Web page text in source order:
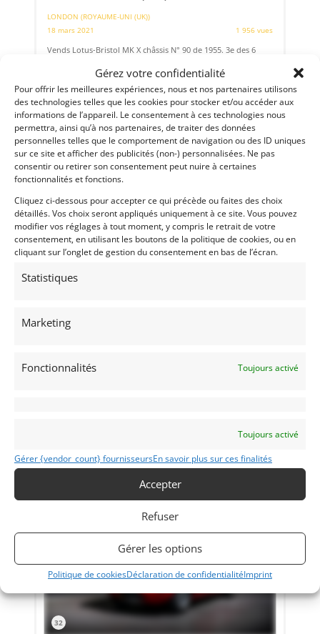
Gérez votre confidentialité
Pour offrir les meilleures expériences, nous et nos partenaires utilisons
des technologies telles que les cookies pour stocker et/ou accéder aux
informations de l’appareil. Le consentement à ces technologies nous
permettra, ainsi qu’à nos partenaires, de traiter des données
personnelles telles que le comportement de navigation ou des ID uniques
sur ce site et afficher des publicités (non-) personnalisées. Ne pas
consentir ou retirer son consentement peut nuire à certaines
fonctionnalités et fonctions.
Cliquez ci-dessous pour accepter ce qui précède ou faites des choix
détaillés. Vos choix seront appliqués uniquement à ce site. Vous pouvez
modifier vos réglages à tout moment, y compris le retrait de votre
consentement, en utilisant les boutons de la politique de cookies, ou en
cliquant sur l’onglet de gestion du consentement en bas de l’écran.
Statistiques
Marketing
Fonctionnalités Toujours activé
Toujours activé
Gérer {vendor_count} fournisseursEn savoir plus sur ces finalités
Accepter
Refuser
Gérer les options
Politique de cookiesDéclaration de confidentialitéImprint
LONDON (ROYAUME-UNI (UK))
18 mars 2021
1 956 vues
Vends Lotus-Bristol MK X châssis N° 90 de 1955. 3e des 6
véritable morceau d'histoire. Remise en service pour le
Goodwood Members’ Meeting 2019, large éligibilité.
Vendu par : Automobiles Historiques
FERRARI F430 GT3 ‘RED BULL’ (2008)
Vends Ferrari F430 GT3 ‘Red Bull’ de 2008. N°50 / 54 unités
32